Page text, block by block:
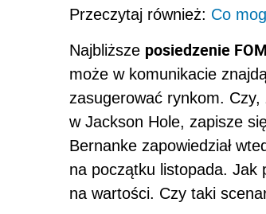
Przeczytaj również: Co
Najbliższe posiedzenie
może w komunikacie
zasugerować rynkom.
w Jackson Hole, zapisze
Bernanke zapowiedział
na początku listopada. Jak
na wartości. Czy taki